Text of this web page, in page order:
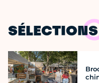
SÉLECTIONS